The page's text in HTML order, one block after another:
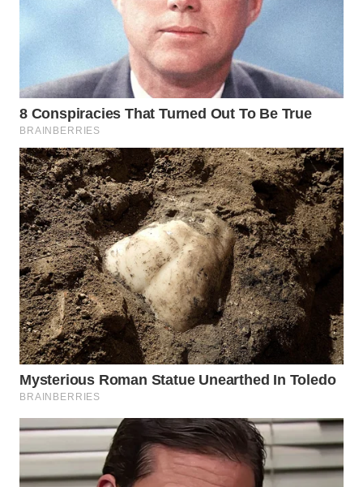
WN
SULUT
WN
MALUKU
WN
MALUT
WN
DAIRI
WN
DANAU
TOBA
WN
WN
LANGKAT